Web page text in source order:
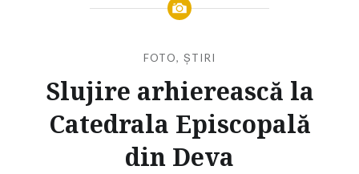
FOTO, ȘTIRI
Slujire arhierească la
Catedrala Episcopală
din Deva